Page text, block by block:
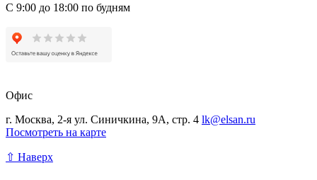
С 9:00 до 18:00 по будням
Офис
г. Москва, 2-я ул. Синичкина, 9А, стр. 4 lk@elsan.ru
Посмотреть на карте
⇧ Наверх